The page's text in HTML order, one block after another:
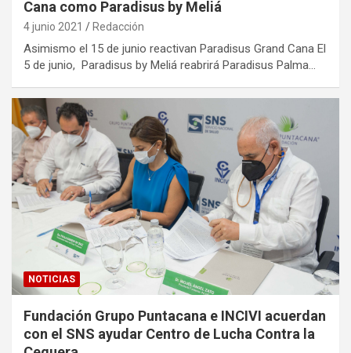
Cana como Paradisus by Meliá
4 junio 2021 Redacción
Asimismo el 15 de junio reactivan Paradisus Grand Cana El
5 de junio, Paradisus by Meliá reabrirá Paradisus Palma…
NOTICIAS
Fundación Grupo Puntacana e INCIVI acuerdan
con el SNS ayudar Centro de Lucha Contra la